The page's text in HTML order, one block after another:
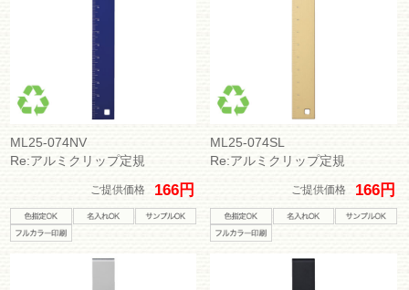
ML25-074NV
Re:アルミクリップ定規
ご提供価格 166円
ML25-074SL
Re:アルミクリップ定規
ご提供価格 166円